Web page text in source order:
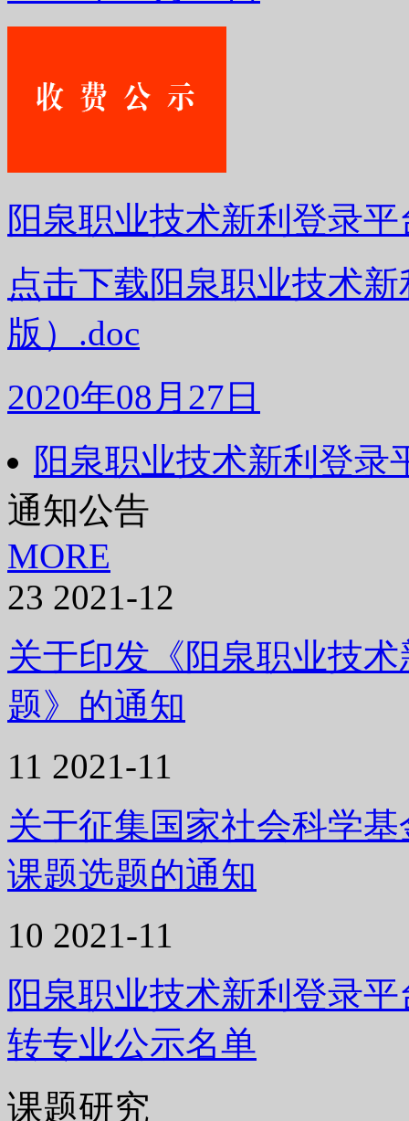
阳泉职业技术新利登录
点击下载阳泉职业技术
版）.doc
2020年08月27日
阳泉职业技术新利登录
通知公告
MORE
23 2021-12
关于印发《阳泉职业技
题》的通知
11 2021-11
关于征集国家社会科学
课题选题的通知
10 2021-11
阳泉职业技术新利登录
转专业公示名单
课题研究